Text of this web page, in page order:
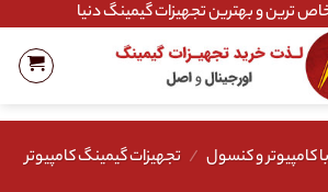
ترین و بهترین تجهیزات گیمینگ دنیا
کامپیوتر و کنسول / تجهیزات گیمینگ کامپیوتر